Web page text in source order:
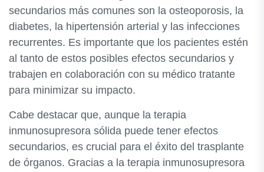
secundarios más comunes son la osteoporosis, la
diabetes, la hipertensión arterial y las infecciones
recurrentes. Es importante que los pacientes estén
al tanto de estos posibles efectos secundarios y
trabajen en colaboración con su médico tratante
para minimizar su impacto.
Cabe destacar que, aunque la terapia
inmunosupresora sólida puede tener efectos
secundarios, es crucial para el éxito del trasplante
de órganos. Gracias a la terapia inmunosupresora